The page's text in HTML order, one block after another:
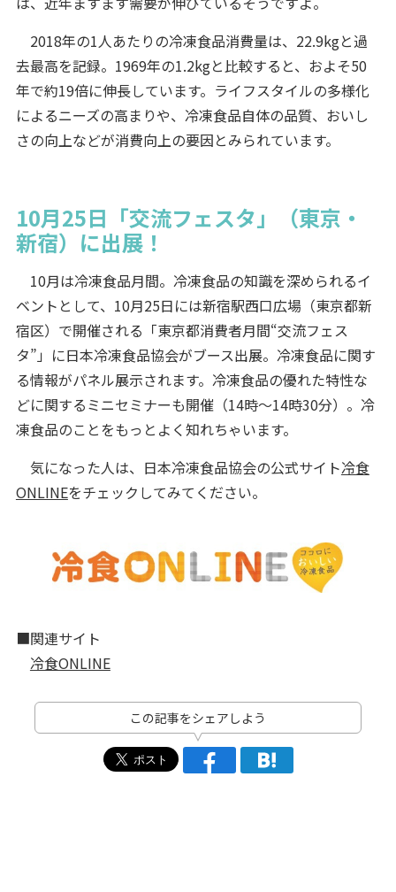
2018年の1人あたりの冷凍食品消費量は、22.9kgと過
去最高を記録。1969年の1.2kgと比較すると、およそ50
年で約19倍に伸長しています。ライフスタイルの多様化
によるニーズの高まりや、冷凍食品自体の品質、おいし
さの向上などが消費向上の要因とみられています。
10月25日「交流フェスタ」（東京・
新宿）に出展！
10月は冷凍食品月間。冷凍食品の知識を深められるイ
ベントとして、10月25日には新宿駅西口広場（東京都新
宿区）で開催される「東京都消費者月間“交流フェス
タ”」に日本冷凍食品協会がブース出展。冷凍食品に関す
る情報がパネル展示されます。冷凍食品の優れた特性な
どに関するミニセミナーも開催（14時～14時30分）。冷
凍食品のことをもっとよく知れちゃいます。
気になった人は、日本冷凍食品協会の公式サイト冷食
ONLINEをチェックしてみてください。
■関連サイト
冷食ONLINE
この記事をシェアしよう